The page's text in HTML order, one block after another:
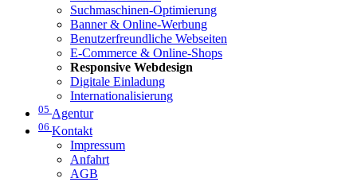
Suchmaschinen-Optimierung
Banner & Online-Werbung
Benutzerfreundliche Webseiten
E-Commerce & Online-Shops
Responsive Webdesign
Digitale Einladung
Internationalisierung
05 Agentur
06 Kontakt
Impressum
Anfahrt
AGB